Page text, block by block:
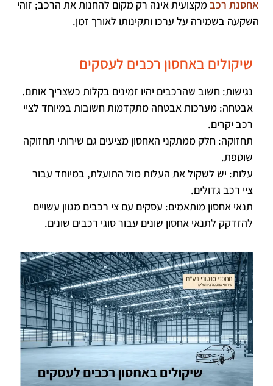
אחסנת רכבמקצועית אינה רק מקום להחנות את הרכב; זוהי
השקעה בשמירה על ערכו ותקינותו לאורך זמן.
שיקולים באחסון רכבים לעסקים
נגישות: חשוב שהרכבים יהיו זמינים בקלות כשצריך אותם.
אבטחה: מערכות אבטחה מתקדמות חשובות במיוחד לציי
רכב יקרים.
תחזוקה: חלק ממתקני האחסון מציעים גם שירותי תחזוקה
שוטפת.
עלות: יש לשקול את העלות מול התועלת, במיוחד עבור
ציי רכב גדולים.
תנאי אחסון מותאמים: עסקים עם צי רכבים מגוון עשויים
להזדקק לתנאי אחסון שונים עבור סוגי רכבים שונים.